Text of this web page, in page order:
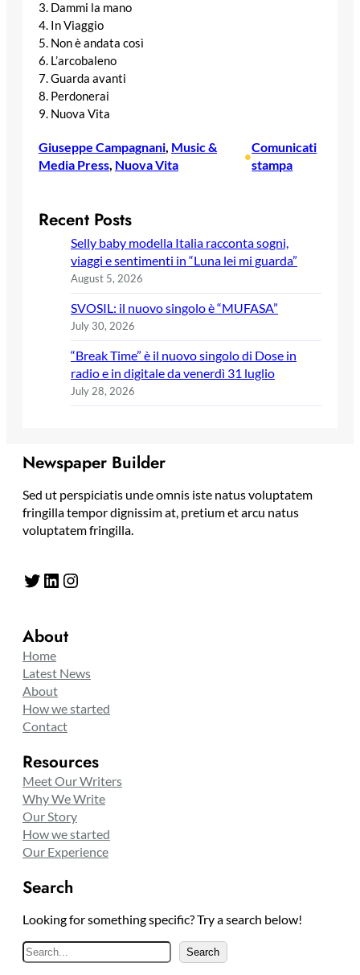
3. Dammi la mano
4. In Viaggio
5. Non è andata così
6. L’arcobaleno
7. Guarda avanti
8. Perdonerai
9. Nuova Vita
Giuseppe Campagnani Music &
Media Press Nuova Vita
•
Comunicati
stampa
Recent Posts
Selly baby modella Italia racconta sogni,
viaggi e sentimenti in “Luna lei mi guarda”
August 5, 2026
SVOSIL: il nuovo singolo è “MUFASA”
July 30, 2026
“Break Time” è il nuovo singolo di Dose in
radio e in digitale da venerdì 31 luglio
July 28, 2026
Newspaper Builder
Sed ut perspiciatis unde omnis iste natus voluptatem
fringilla tempor dignissim at, pretium et arcu natus
voluptatem fringilla.
Twitter LinkedIn Instagram
About
Home
Latest News
About
How we started
Contact
Resources
Meet Our Writers
Why We Write
Our Story
How we started
Our Experience
Search
Looking for something specific? Try a search below!
S
e
Search